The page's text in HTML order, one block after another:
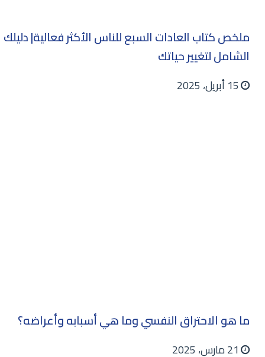
ملخص كتاب العادات السبع للناس الأكثر فعالية| دليلك
الشامل لتغيير حياتك
15 أبريل، 2025
ما هو الاحتراق النفسي وما هي أسبابه وأعراضه؟
21 مارس، 2025